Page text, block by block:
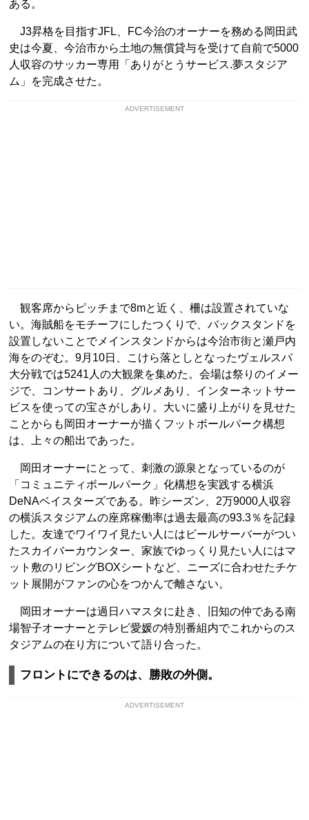
ある。
J3昇格を目指すJFL、FC今治のオーナーを務める岡田武
史は今夏、今治市から土地の無償貸与を受けて自前で5000
人収容のサッカー専用「ありがとうサービス.夢スタジア
ム」を完成させた。
ADVERTISEMENT
観客席からピッチまで8mと近く、柵は設置されていな
い。海賊船をモチーフにしたつくりで、バックスタンドを
設置しないことでメインスタンドからは今治市街と瀬戸内
海をのぞむ。9月10日、こけら落としとなったヴェルスパ
大分戦では5241人の大観衆を集めた。会場は祭りのイメー
ジで、コンサートあり、グルメあり、インターネットサー
ビスを使っての宝さがしあり。大いに盛り上がりを見せた
ことからも岡田オーナーが描くフットボールパーク構想
は、上々の船出であった。
岡田オーナーにとって、刺激の源泉となっているのが
「コミュニティボールパーク」化構想を実践する横浜
DeNAベイスターズである。昨シーズン、2万9000人収容
の横浜スタジアムの座席稼働率は過去最高の93.3％を記録
した。友達でワイワイ見たい人にはビールサーバーがつい
たスカイバーカウンター、家族でゆっくり見たい人にはマ
ット敷のリビングBOXシートなど、ニーズに合わせたチケ
ット展開がファンの心をつかんで離さない。
岡田オーナーは過日ハマスタに赴き、旧知の仲である南
場智子オーナーとテレビ愛媛の特別番組内でこれからのス
タジアムの在り方について語り合った。
フロントにできるのは、勝敗の外側。
ADVERTISEMENT